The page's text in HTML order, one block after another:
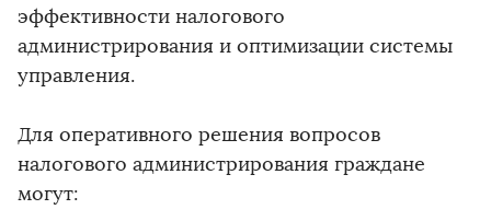
эффективности налогового
администрирования и оптимизации системы
управления.
Для оперативного решения вопросов
налогового администрирования граждане
могут: